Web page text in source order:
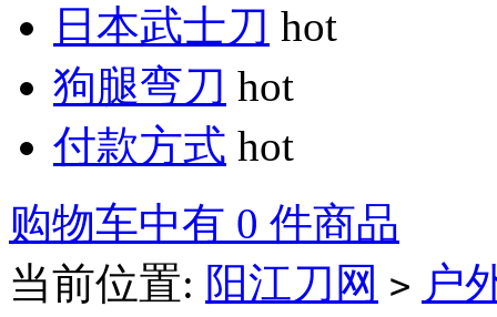
日本武士刀 hot
狗腿弯刀 hot
付款方式 hot
购物车中有 0 件商品
当前位置: 阳江刀网 > 户